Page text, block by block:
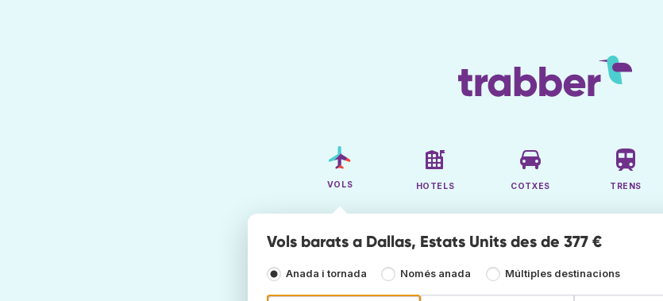
VOLS HOTELS COTXES TRENS
Vols barats a Dallas, Estats Units des de 377 €
Anada i tornada Només anada Múltiples destinacions